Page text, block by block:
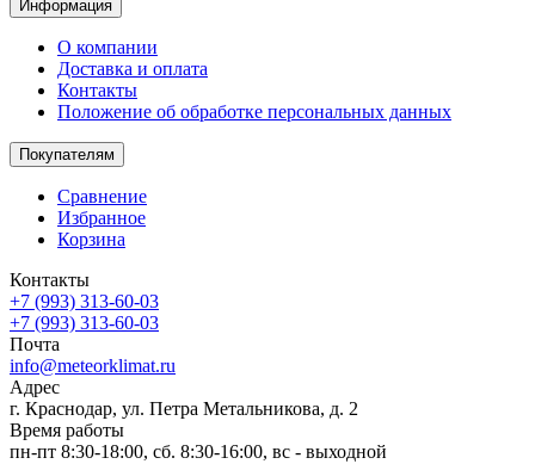
Информация
О компании
Доставка и оплата
Контакты
Положение об обработке персональных данных
Покупателям
Сравнение
Избранное
Корзина
Контакты
+7 (993) 313-60-03
+7 (993) 313-60-03
Почта
info@meteorklimat.ru
Адрес
г. Краснодар, ул. Петра Метальникова, д. 2
Время работы
пн-пт 8:30-18:00, сб. 8:30-16:00, вс - выходной